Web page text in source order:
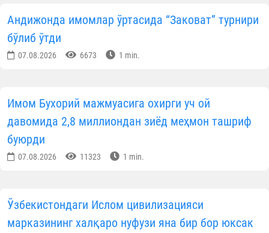
Андижонда имомлар ўртасида “Заковат” турнири
бўлиб ўтди
07.08.2026 6673 1 min.
Имом Бухорий мажмуасига охирги уч ой
давомида 2,8 миллиондан зиёд меҳмон ташриф
буюрди
07.08.2026 11323 1 min.
Ўзбекистондаги Ислом цивилизацияси
марказининг халқаро нуфузи яна бир бор юксак